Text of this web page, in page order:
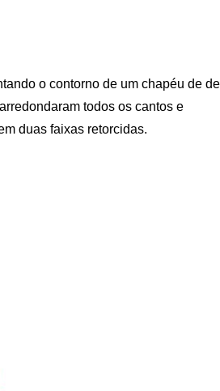
o contorno de um chapéu de
todos os cantos e
duas faixas retorcidas.